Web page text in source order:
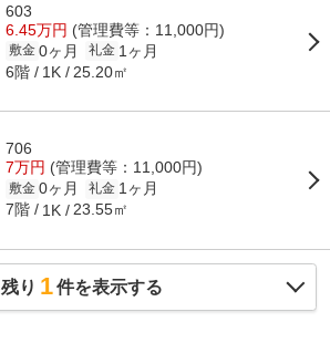
603
6.45万円 (管理費等：11,000円)
敷金 0ヶ月 礼金 1ヶ月
6階 1K 25.20㎡
706
7万円 (管理費等：11,000円)
敷金 0ヶ月 礼金 1ヶ月
7階 1K 23.55㎡
残り 1件を表示する